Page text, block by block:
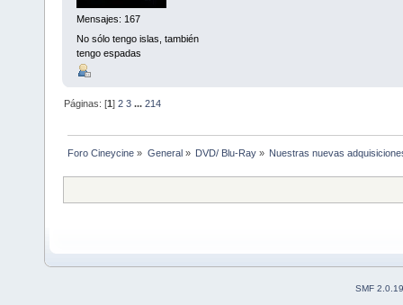
Mensajes: 167
No sólo tengo islas, también
tengo espadas
Páginas: [1]2 3 ...214
Foro Cineycine » General» DVD/ Blu-Ray» Nuestras nuevas
SMF 2.0.19